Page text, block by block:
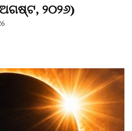
୨୦୨୬)